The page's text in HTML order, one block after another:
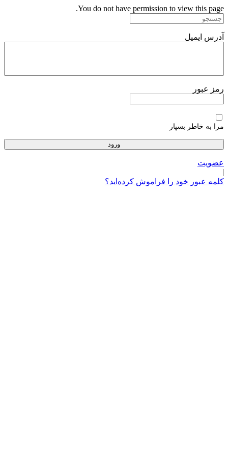
پرش
به
You do not have permission to view this page.
آدرس ایمیل
رمز عبور
مرا به خاطر بسپار
عضویت
|
کلمه عبور خود را فراموش کرده‌اید؟